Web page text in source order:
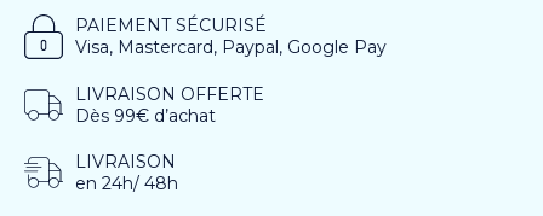
PAIEMENT SÉCURISÉ
Visa, Mastercard, Paypal, Google Pay
LIVRAISON OFFERTE
Dès 99€ d’achat
LIVRAISON
en 24h/ 48h